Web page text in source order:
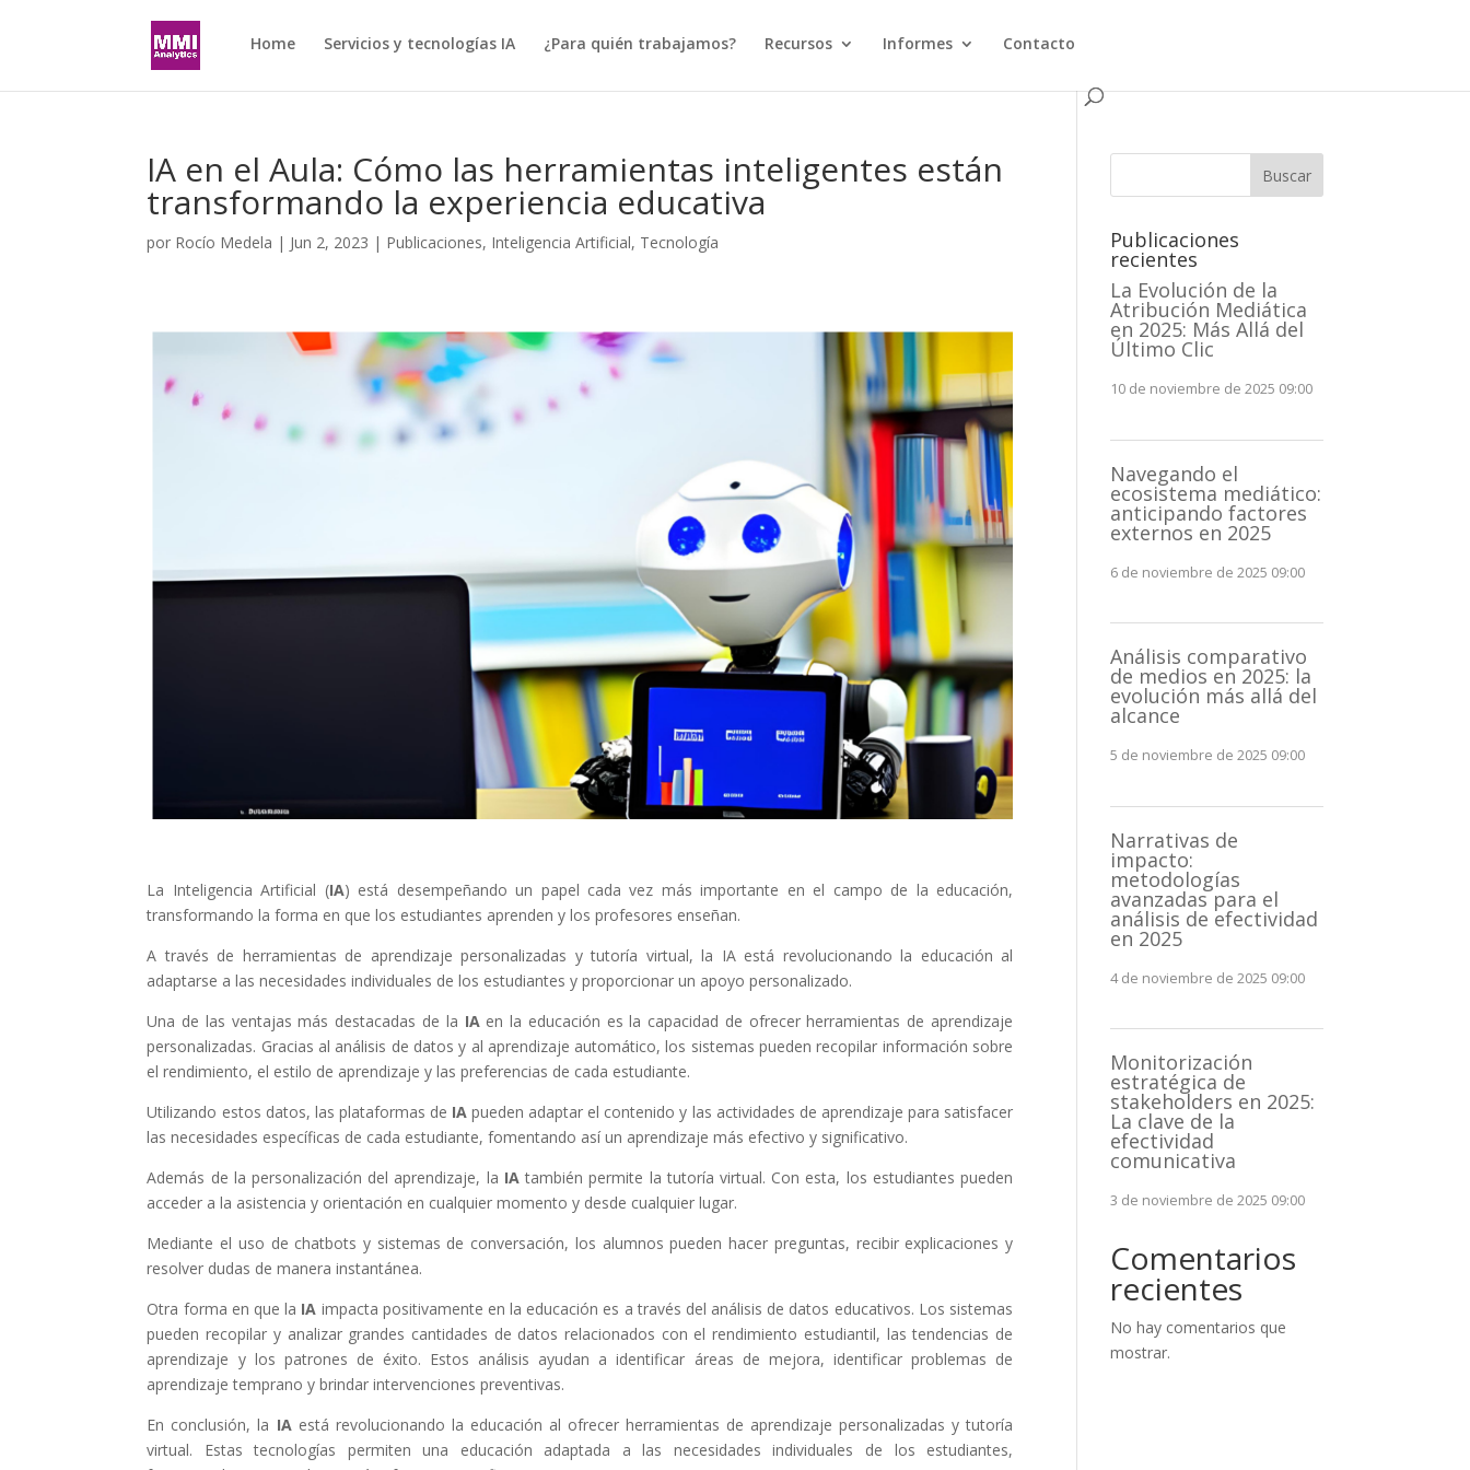
Home Servicios y tecnologías IA ¿Para quién trabajamos? Recursos Informes Contacto
IA en el Aula: Cómo las herramientas inteligentes están
transformando la experiencia educativa
por Rocío Medela | Jun 2, 2023 | Publicaciones, Inteligencia Artificial, Tecnología
La Inteligencia Artificial (IA) está desempeñando un papel cada vez más importante en el campo de la educación,
transformando la forma en que los estudiantes aprenden y los profesores enseñan.
A través de herramientas de aprendizaje personalizadas y tutoría virtual, la IA está revolucionando la educación al
adaptarse a las necesidades individuales de los estudiantes y proporcionar un apoyo personalizado.
Una de las ventajas más destacadas de la IA en la educación es la capacidad de ofrecer herramientas de aprendizaje
personalizadas. Gracias al análisis de datos y al aprendizaje automático, los sistemas pueden recopilar información sobre
el rendimiento, el estilo de aprendizaje y las preferencias de cada estudiante.
Utilizando estos datos, las plataformas de IApueden adaptar el contenido y las actividades de aprendizaje para satisfacer
las necesidades específicas de cada estudiante, fomentando así un aprendizaje más efectivo y significativo.
Además de la personalización del aprendizaje, la IAtambién permite la tutoría virtual. Con esta, los estudiantes pueden
acceder a la asistencia y orientación en cualquier momento y desde cualquier lugar.
Mediante el uso de chatbots y sistemas de conversación, los alumnos pueden hacer preguntas, recibir explicaciones y
resolver dudas de manera instantánea.
Otra forma en que la IA impacta positivamente en la educación es a través del análisis de datos educativos. Los sistemas
pueden recopilar y analizar grandes cantidades de datos relacionados con el rendimiento estudiantil, las tendencias de
aprendizaje y los patrones de éxito. Estos análisis ayudan a identificar áreas de mejora, identificar problemas de
aprendizaje temprano y brindar intervenciones preventivas.
En conclusión, la IA está revolucionando la educación al ofrecer herramientas de aprendizaje personalizadas y tutoría
virtual. Estas tecnologías permiten una educación adaptada a las necesidades individuales de los estudiantes,
Buscar
Publicaciones
recientes
La Evolución de la
Atribución Mediática
en 2025: Más Allá del
Último Clic
10 de noviembre de 2025 09:00
Navegando el
ecosistema mediático:
anticipando factores
externos en 2025
6 de noviembre de 2025 09:00
Análisis comparativo
de medios en 2025: la
evolución más allá del
alcance
5 de noviembre de 2025 09:00
Narrativas de
impacto:
metodologías
avanzadas para el
análisis de efectividad
en 2025
4 de noviembre de 2025 09:00
Monitorización
estratégica de
stakeholders en 2025:
La clave de la
efectividad
comunicativa
3 de noviembre de 2025 09:00
Comentarios
recientes
No hay comentarios que
mostrar.